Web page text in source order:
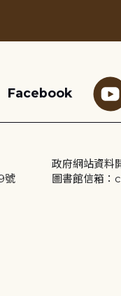
Facebook
號
政府網站資料
圖書館信箱